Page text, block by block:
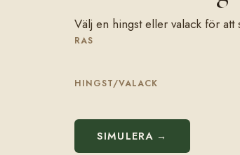
Välj en hingst eller valack för
RAS
HINGST/VALACK
SIMULERA →